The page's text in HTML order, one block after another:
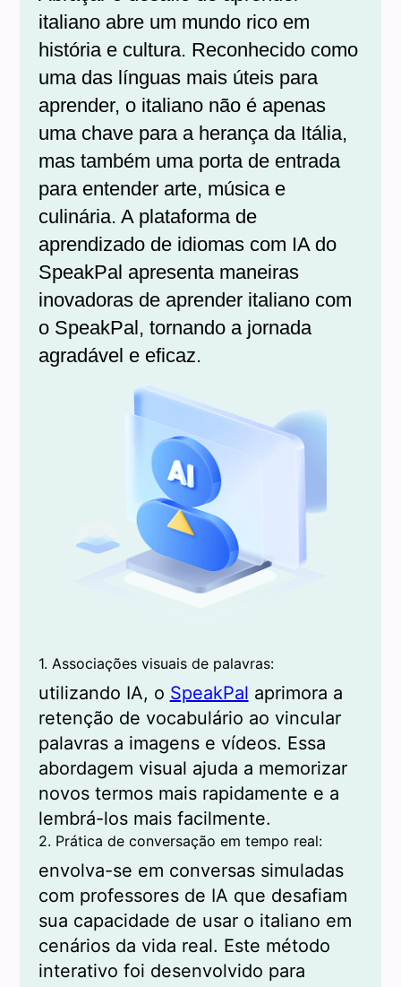
italiano abre um mundo rico em
história e cultura. Reconhecido como
uma das línguas mais úteis para
aprender, o italiano não é apenas
uma chave para a herança da Itália,
mas também uma porta de entrada
para entender arte, música e
culinária. A plataforma de
aprendizado de idiomas com IA do
SpeakPal apresenta maneiras
inovadoras de aprender italiano com
o SpeakPal, tornando a jornada
agradável e eficaz.
1. Associações visuais de palavras:
utilizando IA, o SpeakPal aprimora a
retenção de vocabulário ao vincular
palavras a imagens e vídeos. Essa
abordagem visual ajuda a memorizar
novos termos mais rapidamente e a
lembrá-los mais facilmente.
2. Prática de conversação em tempo real:
envolva-se em conversas simuladas
com professores de IA que desafiam
sua capacidade de usar o italiano em
cenários da vida real. Este método
interativo foi desenvolvido para